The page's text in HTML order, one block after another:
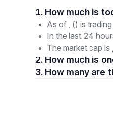
1. How
As of , () is trading
In the last 24
The market cap is
2. How much is
3. How